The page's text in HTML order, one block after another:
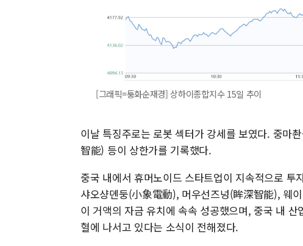
[그래픽=퉁화순재경] 상하이종합지수 15일 추이
이날 특징주로는 로봇 섹터가 강세를 보였다. 중
智能) 등이 상한가를 기록했다.
중국 내에서 휴머노이드 스타트업이 지속적으로
샤오샹뎬둥(小象電動), 머우선즈넝(眸深智能), 웨
이 거액의 자금 유치에 속속 성공했으며, 중국 내
혈에 나서고 있다는 소식이 전해졌다.